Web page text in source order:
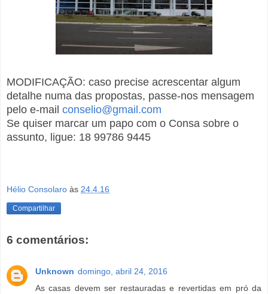
MODIFICAÇÃO: caso precise acrescentar algum
detalhe numa das propostas, passe-nos mensagem
pelo e-mail conselio@gmail.com
Se quiser marcar um papo com o Consa sobre o
assunto, ligue: 18 99786 9445
Hélio Consolaro às 24.4.16
Compartilhar
6 comentários:
Unknown domingo, abril 24, 2016
As casas devem ser restauradas e revertidas em pró da